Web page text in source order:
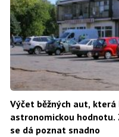
Výčet běžných aut,
astronomickou
se dá poznat snadno